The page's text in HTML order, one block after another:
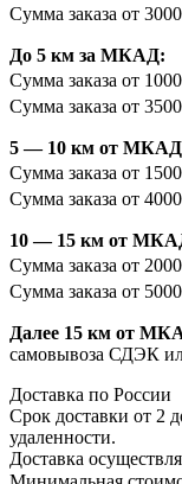
Сумма заказа от
До 5 км за МКАД:
Сумма заказа от
Сумма заказа от
5 — 10 км от МКАД
Сумма заказа от
Сумма заказа от
10 — 15 км от
Сумма заказа от
Сумма заказа от
Далее 15 км от
самовывоза СДЭК
Доставка по России
Срок доставки от 2
удаленности.
Доставка